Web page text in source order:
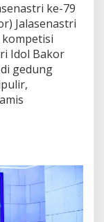
ke-79
Jalasenastri
Idol Bakor
gedung